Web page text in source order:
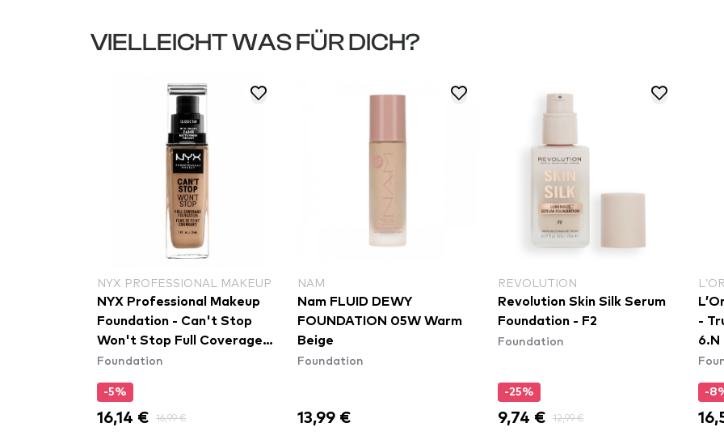
VIELLEICHT WAS FÜR DICH?
NAM
Nam FLUID DEWY
FOUNDATION 05W Warm
Beige
Foundation
13,99 €
REVOLUTION
Revolution Skin Silk Serum
Foundation - F2
Foundation
9,74 €
L’ORÉAL PARIS
L’Oréal Paris Gesichtspuder
- True Match Foundation -
6.N Honey
-8%
16,55 € 17,99 €
-